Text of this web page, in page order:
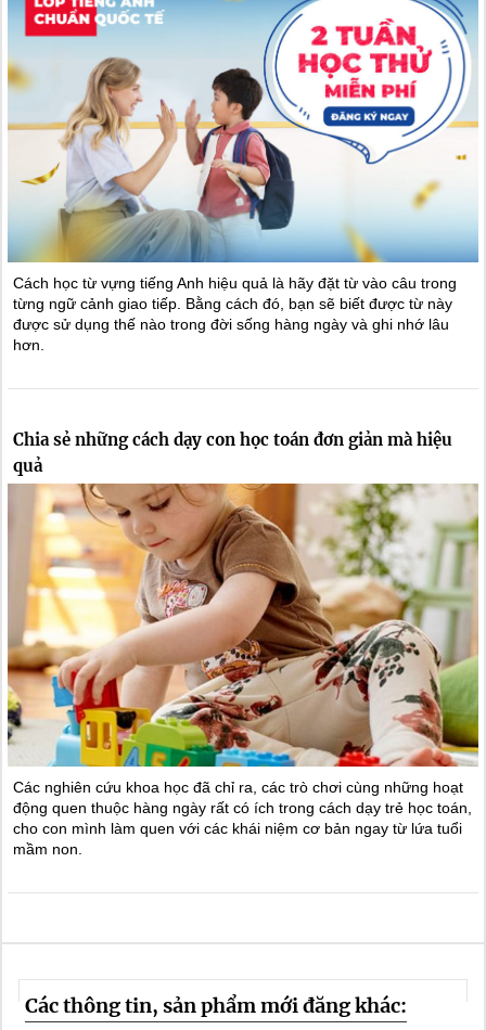
Cách học từ vựng tiếng Anh hiệu quả là hãy đặt từ vào câu trong
từng ngữ cảnh giao tiếp. Bằng cách đó, bạn sẽ biết được từ này
được sử dụng thế nào trong đời sống hàng ngày và ghi nhớ lâu
hơn.
Chia sẻ những cách dạy con học toán đơn giản mà hiệu
quả
Các nghiên cứu khoa học đã chỉ ra, các trò chơi cùng những hoạt
động quen thuộc hàng ngày rất có ích trong cách dạy trẻ học toán,
cho con mình làm quen với các khái niệm cơ bản ngay từ lứa tuổi
mầm non.
Các thông tin, sản phẩm mới đăng khác: